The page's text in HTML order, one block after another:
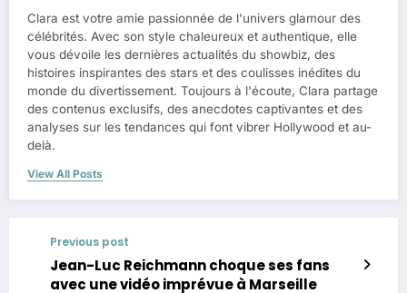
Clara est votre amie passionnée de l'univers glamour des
célébrités. Avec son style chaleureux et authentique, elle
vous dévoile les dernières actualités du showbiz, des
histoires inspirantes des stars et des coulisses inédites du
monde du divertissement. Toujours à l'écoute, Clara partage
des contenus exclusifs, des anecdotes captivantes et des
analyses sur les tendances qui font vibrer Hollywood et au-
delà.
View All Posts
Previous post
Jean-Luc Reichmann choque ses fans
avec une vidéo imprévue à Marseille